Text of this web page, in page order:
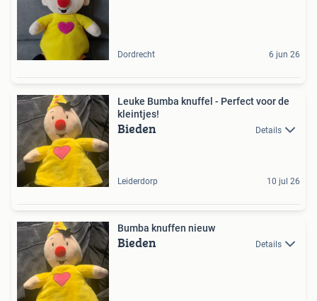
Dordrecht 6 jun 26
Leuke Bumba knuffel - Perfect voor de
kleintjes!
Bieden Details
Leiderdorp 10 jul 26
Bumba knuffen nieuw
Bieden Details